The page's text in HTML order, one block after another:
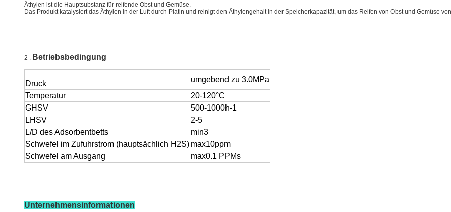
Äthylen ist die Hauptsubstanz für reifende Obst und Gemüse.
Das Produkt katalysiert das Äthylen in der Luft durch Platin und reinigt den Äthylengehalt in der Speicherkapazität, um das Reifen von Obst und Gemüse
2 . Betriebsbedingung
Druck
umgebend zu 3.0MPa
Temperatur
20-120°C
GHSV
500-1000h-1
LHSV
2-5
L/D des Adsorbentbetts
min3
Schwefel im Zufuhrstrom (hauptsächlich H2S) max10ppm
Schwefel am Ausgang
max0.1 PPMs
Unternehmensinformationen